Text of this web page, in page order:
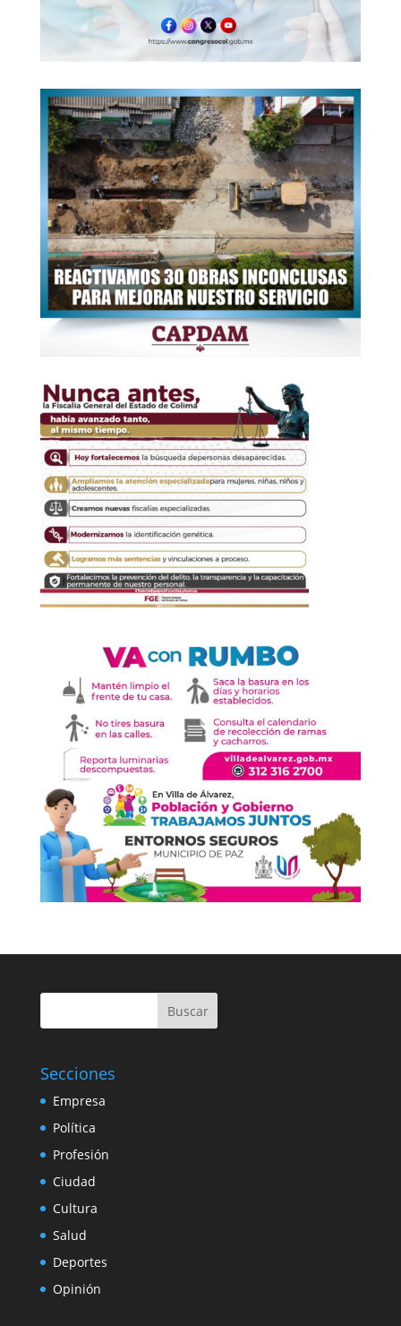
Buscar
Secciones
Empresa
Política
Profesión
Ciudad
Cultura
Salud
Deportes
Opinión